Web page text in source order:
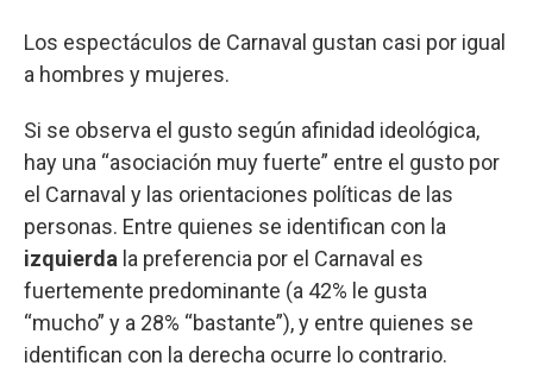
Los espectáculos de Carnaval gustan casi por igual
a hombres y mujeres.
Si se observa el gusto según afinidad ideológica,
hay una “asociación muy fuerte” entre el gusto por
el Carnaval y las orientaciones políticas de las
personas. Entre quienes se identifican con la
izquierda la preferencia por el Carnaval es
fuertemente predominante (a 42% le gusta
“mucho” y a 28% “bastante”), y entre quienes se
identifican con la derecha ocurre lo contrario.